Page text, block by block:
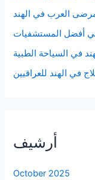
العرب في الهند
في أفضل المستشفيات
في السياحة الطبية
في الهند للعراقيين
أرشيف
October 2025